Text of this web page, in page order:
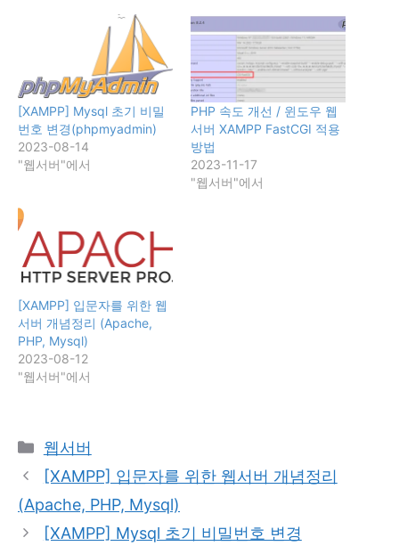
[XAMPP] Mysql 초기 비밀
번호 변경(phpmyadmin)
2023-08-14
"웹서버"에서
PHP 속도 개선 / 윈도우 웹
서버 XAMPP FastCGI 적용
방법
2023-11-17
"웹서버"에서
[XAMPP] 입문자를 위한 웹
서버 개념정리 (Apache,
PHP, Mysql)
2023-08-12
"웹서버"에서
카
테
리
웹서버
[XAMPP] 입문자를 위한 웹서버 개념정리
(Apache, PHP, Mysql)
[XAMPP] Mysql 초기 비밀번호 변경